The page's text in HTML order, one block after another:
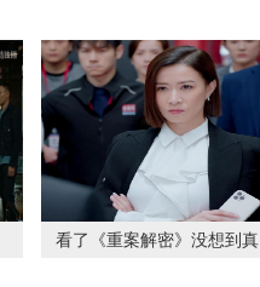
看了《重案解密》没想到真